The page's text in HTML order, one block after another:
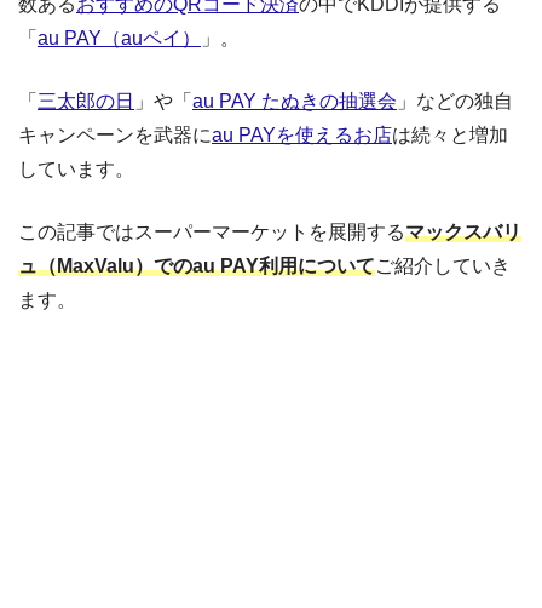
数あるおすすめのQRコード決済の中でKDDIが提供する
「 au PAY（auペイ） 」。
「 三太郎の日 」や「 au PAY たぬきの抽選会 」などの独自
キャンペーンを武器にau PAYを使えるお店は続々と増加
しています。
この記事ではスーパーマーケットを展開するマックスバリ
ュ（MaxValu）でのau PAY利用についてご紹介していき
ます。